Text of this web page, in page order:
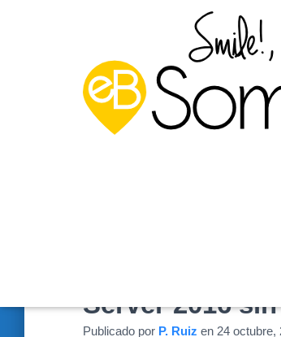
Server 2016
Publicado por P. Ruiz en 24 octubre,